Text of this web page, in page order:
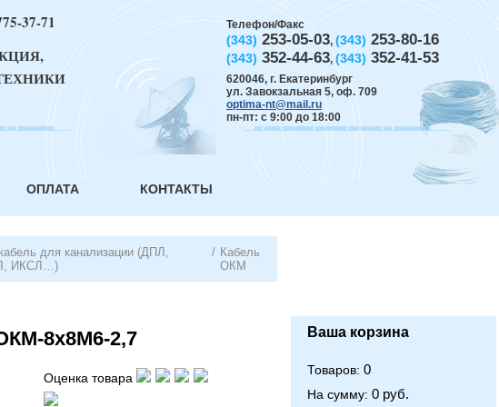
Телефон/Факс
(343) 253-05-03, (343) 253-80-16
(343) 352-44-63, (343) 352-41-53
620046, г. Екатеринбург
ул. Завокзальная 5, оф. 709
optima-nt@mail.ru
пн-пт: с 9:00 до 18:00
37-71
ОПЛАТА КОНТАКТЫ
для канализации (ДПЛ,
ИКСЛ…)
/ Кабель
ОКМ
8х8М6-2,7
Оценка товара
Ваша корзина
Товаров: 0
На сумму: 0 руб.